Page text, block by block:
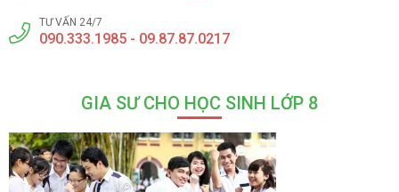
TƯ VẤN 24/7
090.333.1985 - 09.87.87.0217
GIA SƯ CHO HỌC SINH LỚP 8